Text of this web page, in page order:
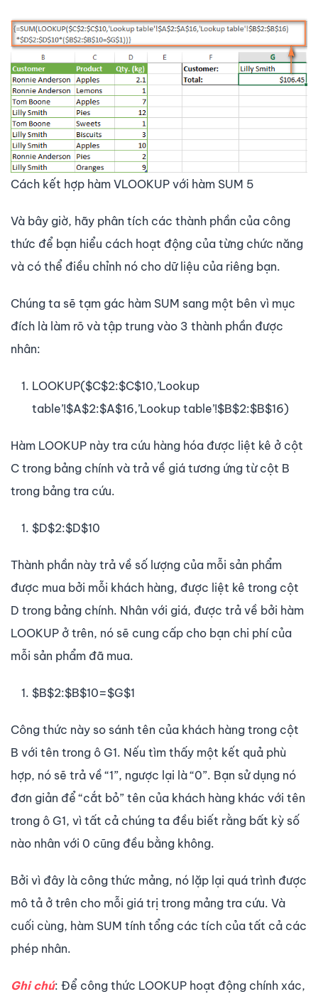
Cách kết hợp hàm VLOOKUP với hàm SUM 5
Và bây giờ, hãy phân tích các thành phần của công
thức để bạn hiểu cách hoạt động của từng chức năng
và có thể điều chỉnh nó cho dữ liệu của riêng bạn.
Chúng ta sẽ tạm gác hàm SUM sang một bên vì mục
đích là làm rõ và tập trung vào 3 thành phần được
nhân:
LOOKUP($C$2:$C$10,’Lookup
table’!$A$2:$A$16,’Lookup table’!$B$2:$B$16)
Hàm LOOKUP này tra cứu hàng hóa được liệt kê ở cột
C trong bảng chính và trả về giá tương ứng từ cột B
trong bảng tra cứu.
$D$2:$D$10
Thành phần này trả về số lượng của mỗi sản phẩm
được mua bởi mỗi khách hàng, được liệt kê trong cột
D trong bảng chính. Nhân với giá, được trả về bởi hàm
LOOKUP ở trên, nó sẽ cung cấp cho bạn chi phí của
mỗi sản phẩm đã mua.
$B$2:$B$10=$G$1
Công thức này so sánh tên của khách hàng trong cột
B với tên trong ô G1. Nếu tìm thấy một kết quả phù
hợp, nó sẽ trả về “1”, ngược lại là “0”. Bạn sử dụng nó
đơn giản để “cắt bỏ” tên của khách hàng khác với tên
trong ô G1, vì tất cả chúng ta đều biết rằng bất kỳ số
nào nhân với 0 cũng đều bằng không.
Bởi vì đây là công thức mảng, nó lặp lại quá trình được
mô tả ở trên cho mỗi giá trị trong mảng tra cứu. Và
cuối cùng, hàm SUM tính tổng các tích của tất cả các
phép nhân.
Ghi chú: Để công thức LOOKUP hoạt động chính xác,